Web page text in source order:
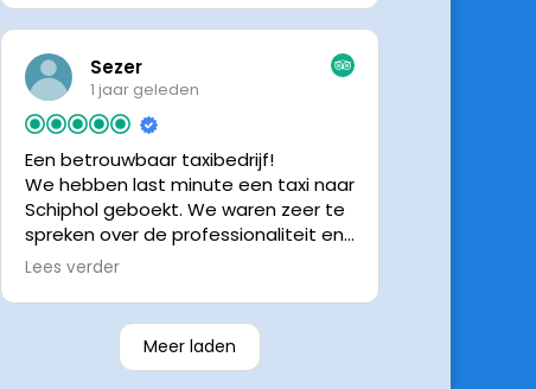
neemt de chauffeur direct contact
staat.Altijd nette chauffeurs, en in
mijn geval is het voordeliger dan
parkeren op P3 bij 9 dagen parkeren.
En dan hopen dat je auto geen
schade heeft ivm de krappe
parkeervakken. Ik beveel
Luchthavenexpress dan ook zeker
aan.
Sezer
1 jaar geleden
Een betrouwbaar taxibedrijf!
We hebben last minute een taxi naar
Schiphol geboekt. We waren zeer te
spreken over de professionaliteit en
vriendelijkheid van luchthavenexpres!
verzekerde om er op tijd te zijn en
stuurde z’n live locatie een paar
minuten voor aanvang bij ons thuis.
Lees verder
Meer laden